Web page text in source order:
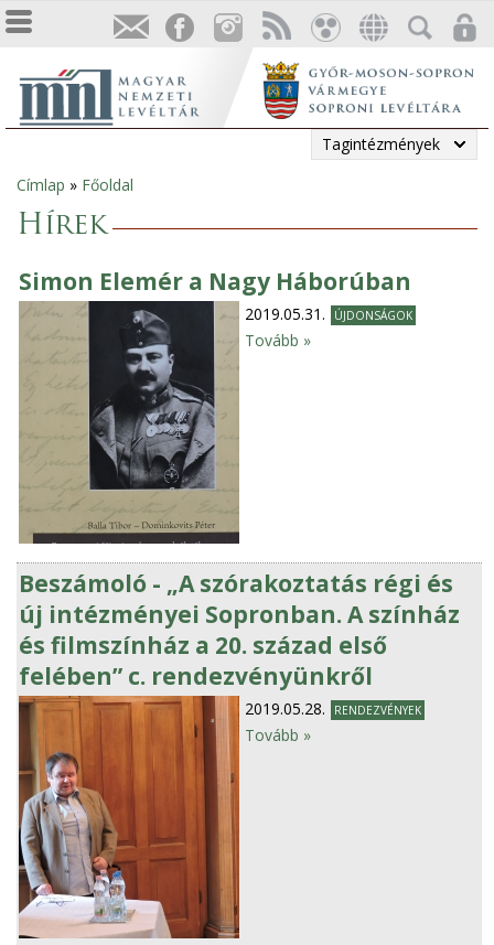
Tagintézmények
Jelenlegi
hely
Címlap » Főoldal
Hírek
Simon Elemér a Nagy Háborúban
2019.05.31. ÚJDONSÁGOK
Tovább »
Beszámoló - „A szórakoztatás régi és
új intézményei Sopronban. A színház
és filmszínház a 20. század első
felében” c. rendezvényünkről
2019.05.28. RENDEZVÉNYEK
Tovább »